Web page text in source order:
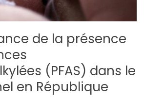
de la présence
(PFAS) dans le
en République